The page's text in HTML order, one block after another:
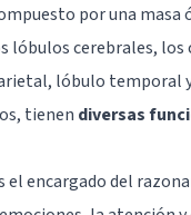
por una masa
lóbulos cerebrales, los
lóbulo temporal
tienen diversas
el encargado del